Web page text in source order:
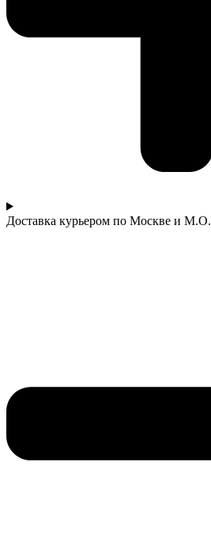
Доставка курьером по Москве и М.О.